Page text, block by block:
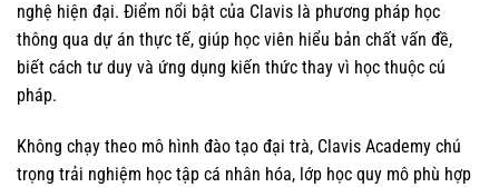
nghệ hiện đại. Điểm nổi bật của Clavis là phương pháp học
thông qua dự án thực tế, giúp học viên hiểu bản chất vấn đề,
biết cách tư duy và ứng dụng kiến thức thay vì học thuộc cú
pháp.
Không chạy theo mô hình đào tạo đại trà, Clavis Academy chú
trọng trải nghiệm học tập cá nhân hóa, lớp học quy mô phù hợp